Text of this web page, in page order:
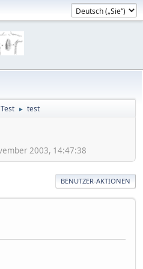
Test ► test
2003, 14:47:38
BENUTZER-AKTIONEN